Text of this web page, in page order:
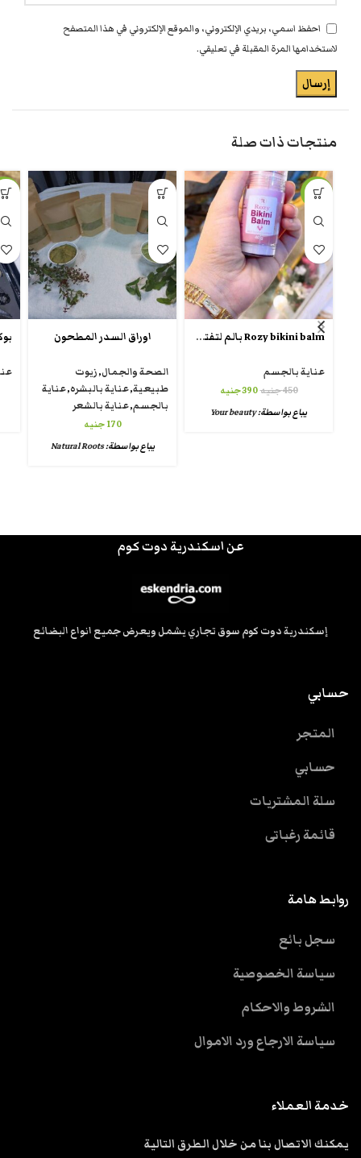
احفظ اسمي، بريدي الإلكتروني، والموقع الإلكتروني في هذا المتصفح
لاستخدامها المرة المقبلة في تعليقي.
منتجات ذات صلة
-13%
Rozy bikini balm بالم لتفتيح منطقة البكيني
عناية بالجسم
450جنيه390جنيه
يباع بواسطة:Your beauty
اوراق السدر المطحون
الصحة والجمال,زيوت
طبيعية,عناية بالبشره,عناية
بالجسم,عناية بالشعر
170 جنيه
يباع بواسطة:Natural Roots
عن اسكندرية دوت كوم
إسكندرية دوت كوم سوق تجاري يشمل ويعرض جميع انواع البضائع
حسابي
المتجر
حسابي
سلة المشتريات
قائمة رغباتى
روابط هامة
سجل بائع
سياسة الخصوصية
الشروط والاحكام
سياسة الارجاع ورد الاموال
خدمة العملاء
يمكنك الاتصال بنا من خلال الطرق التالية